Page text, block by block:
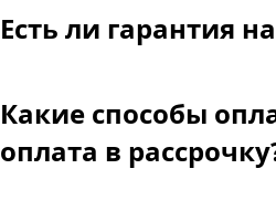
Есть ли гарантия
Какие способы
оплата в